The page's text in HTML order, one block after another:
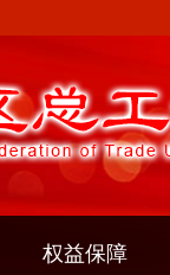
权益保障
主题阅读活动的通